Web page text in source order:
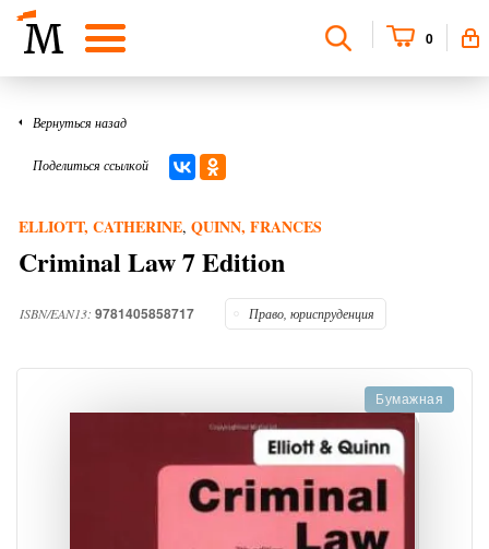
0
Вернуться назад
Поделиться ссылкой
ELLIOTT, CATHERINE, QUINN, FRANCES
Criminal Law 7 Edition
ISBN/EAN13: 9781405858717 Право, юриспруденция
Бумажная